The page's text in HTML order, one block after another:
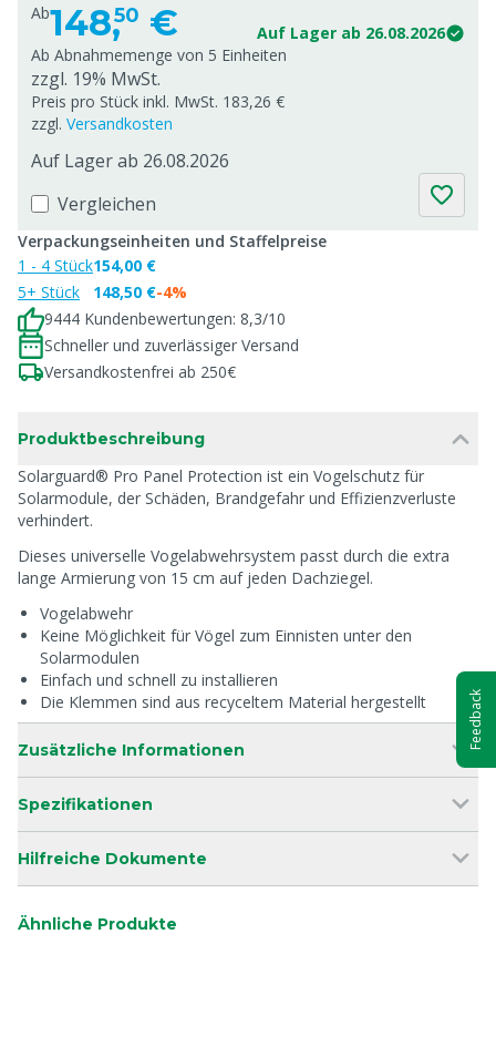
Ab148,50 €
Auf Lager ab 26.08.2026
Ab Abnahmemenge von 5 Einheiten
zzgl. 19% MwSt.
Preis pro Stück inkl. MwSt. 183,26 €
zzgl. Versandkosten
Auf Lager ab 26.08.2026
Vergleichen
Verpackungseinheiten und Staffelpreise
1 - 4 Stück
5+ Stück
154,00 €
148,50 €-4%
9444 Kundenbewertungen: 8,3/10
Schneller und zuverlässiger Versand
Versandkostenfrei ab 250€
Produktbeschreibung
Solarguard® Pro Panel Protection ist ein Vogelschutz für
Solarmodule, der Schäden, Brandgefahr und Effizienzverluste
verhindert.
Dieses universelle Vogelabwehrsystem passt durch die extra
lange Armierung von 15 cm auf jeden Dachziegel.
Vogelabwehr
Keine Möglichkeit für Vögel zum Einnisten unter den
Solarmodulen
Einfach und schnell zu installieren
Die Klemmen sind aus recyceltem Material hergestellt
Zusätzliche Informationen
Spezifikationen
Hilfreiche Dokumente
Ähnliche Produkte
Feedback